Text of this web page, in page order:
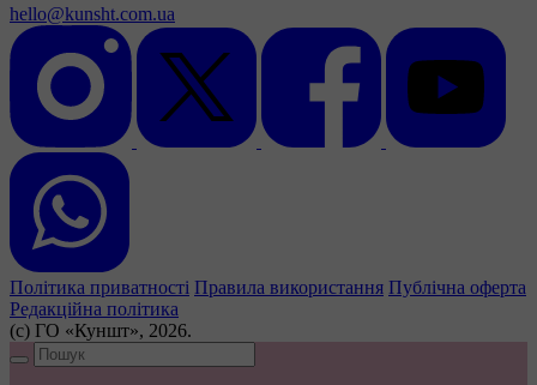
hello@kunsht.com.ua
Політика приватності Правила використання Публічна оферта
Редакційна політика
(с) ГО «Куншт», 2026.